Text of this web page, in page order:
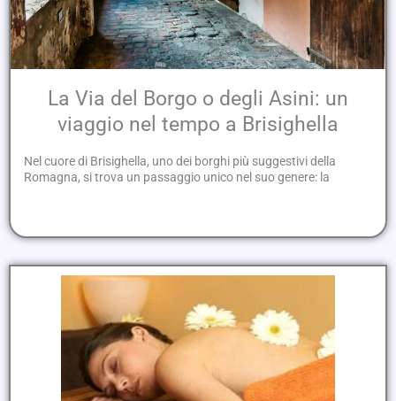
La Via del Borgo o degli Asini: un
viaggio nel tempo a Brisighella
Nel cuore di Brisighella, uno dei borghi più suggestivi della
Romagna, si trova un passaggio unico nel suo genere: la